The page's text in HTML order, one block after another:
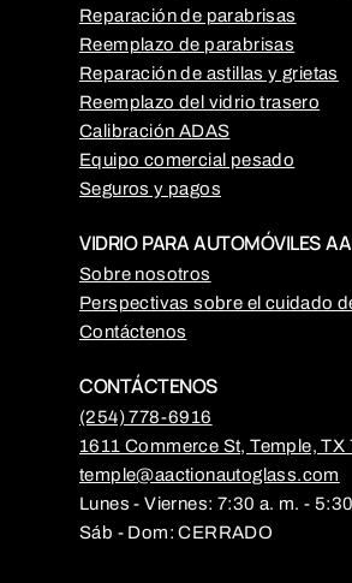
Reparación de parabrisas
Reemplazo de parabrisas
Reparación de astillas y grietas
Reemplazo del vidrio trasero
Calibración ADAS
Equipo comercial pesado
Seguros y pagos
VIDRIO PARA AUTOMÓVILES
Sobre nosotros
Perspectivas sobre el cuidado
Contáctenos
CONTÁCTENOS
(254) 778-6916
1611 Commerce St, Temple, TX
temple@aactionautoglass.com
Lunes - Viernes: 7:30 a. m. -
Sáb - Dom: CERRADO